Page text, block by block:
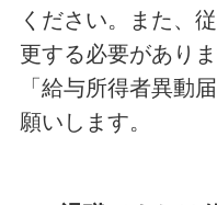
ください。また、
更する必要があり
「給与所得者異動
願いします。